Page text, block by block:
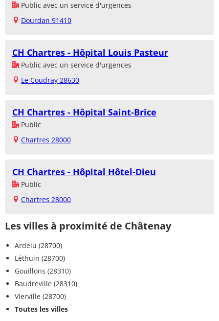
Public avec un service d'urgences
Dourdan 91410
CH Chartres - Hôpital Louis Pasteur
Public avec un service d'urgences
Le Coudray 28630
CH Chartres - Hôpital Saint-Brice
Public
Chartres 28000
CH Chartres - Hôpital Hôtel-Dieu
Public
Chartres 28000
Les villes à proximité de Châtenay
Ardelu (28700)
Léthuin (28700)
Gouillons (28310)
Baudreville (28310)
Vierville (28700)
Toutes les villes